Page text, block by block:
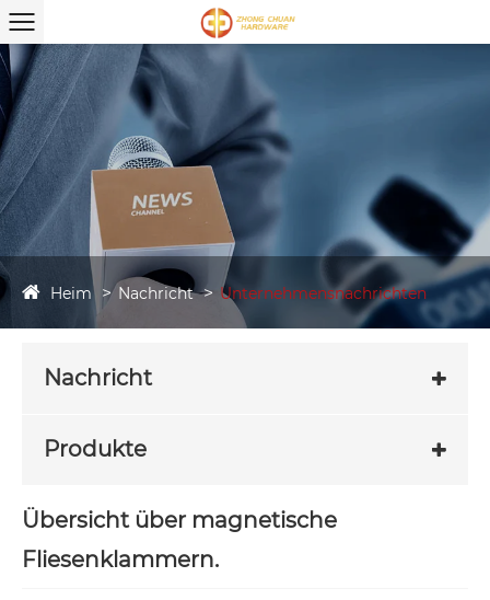
Heim Nachricht Unternehmensnachrichten
Nachricht
Produkte
Übersicht über magnetische
Fliesenklammern.